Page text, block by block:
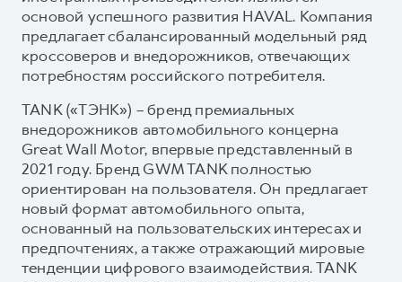
основой успешного развития HAVAL. Компания
предлагает сбалансированный модельный ряд
кроссоверов и внедорожников, отвечающих
потребностям российского потребителя.
TANK («ТЭНК») – бренд премиальных
внедорожников автомобильного концерна
Great Wall Motor, впервые представленный в
2021 году. Бренд GWM TANK полностью
ориентирован на пользователя. Он предлагает
новый формат автомобильного опыта,
основанный на пользовательских интересах и
предпочтениях, а также отражающий мировые
тенденции цифрового взаимодействия. TANK